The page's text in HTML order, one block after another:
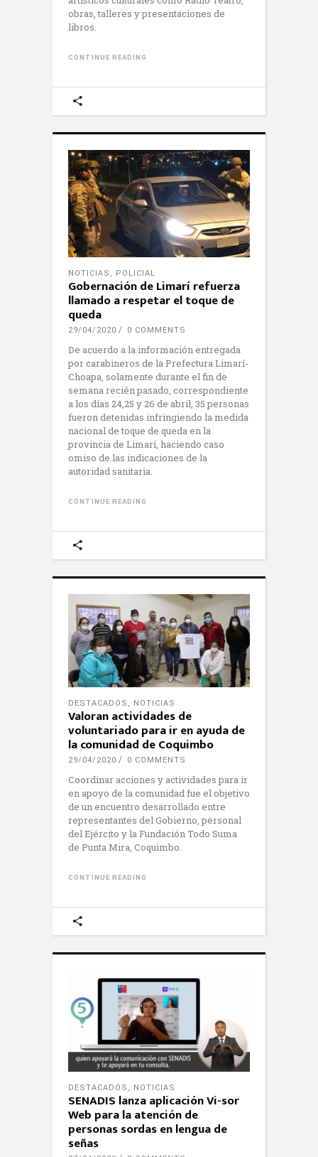
obras, talleres y presentaciones de
libros.
CONTINUE READING
NOTICIAS , POLICIAL
Gobernación de Limarí refuerza
llamado a respetar el toque de
queda
29/04/2020 0 COMMENTS
De acuerdo a la información entregada
por carabineros de la Prefectura Limarí-
Choapa, solamente durante el fin de
semana recién pasado, correspondiente
a los días 24,25 y 26 de abril, 35 personas
fueron detenidas infringiendo la medida
nacional de toque de queda en la
provincia de Limarí, haciendo caso
omiso de las indicaciones de la
autoridad sanitaria.
CONTINUE READING
DESTACADOS NOTICIAS
Valoran actividades de
voluntariado para ir en ayuda de
la comunidad de Coquimbo
29/04/2020 0 COMMENTS
Coordinar acciones y actividades para ir
en apoyo de la comunidad fue el objetivo
de un encuentro desarrollado entre
representantes del Gobierno, personal
del Ejército y la Fundación Todo Suma
de Punta Mira, Coquimbo.
CONTINUE READING
DESTACADOS , NOTICIAS
SENADIS lanza aplicación Vi-sor
Web para la atención de
personas sordas en lengua de
señas